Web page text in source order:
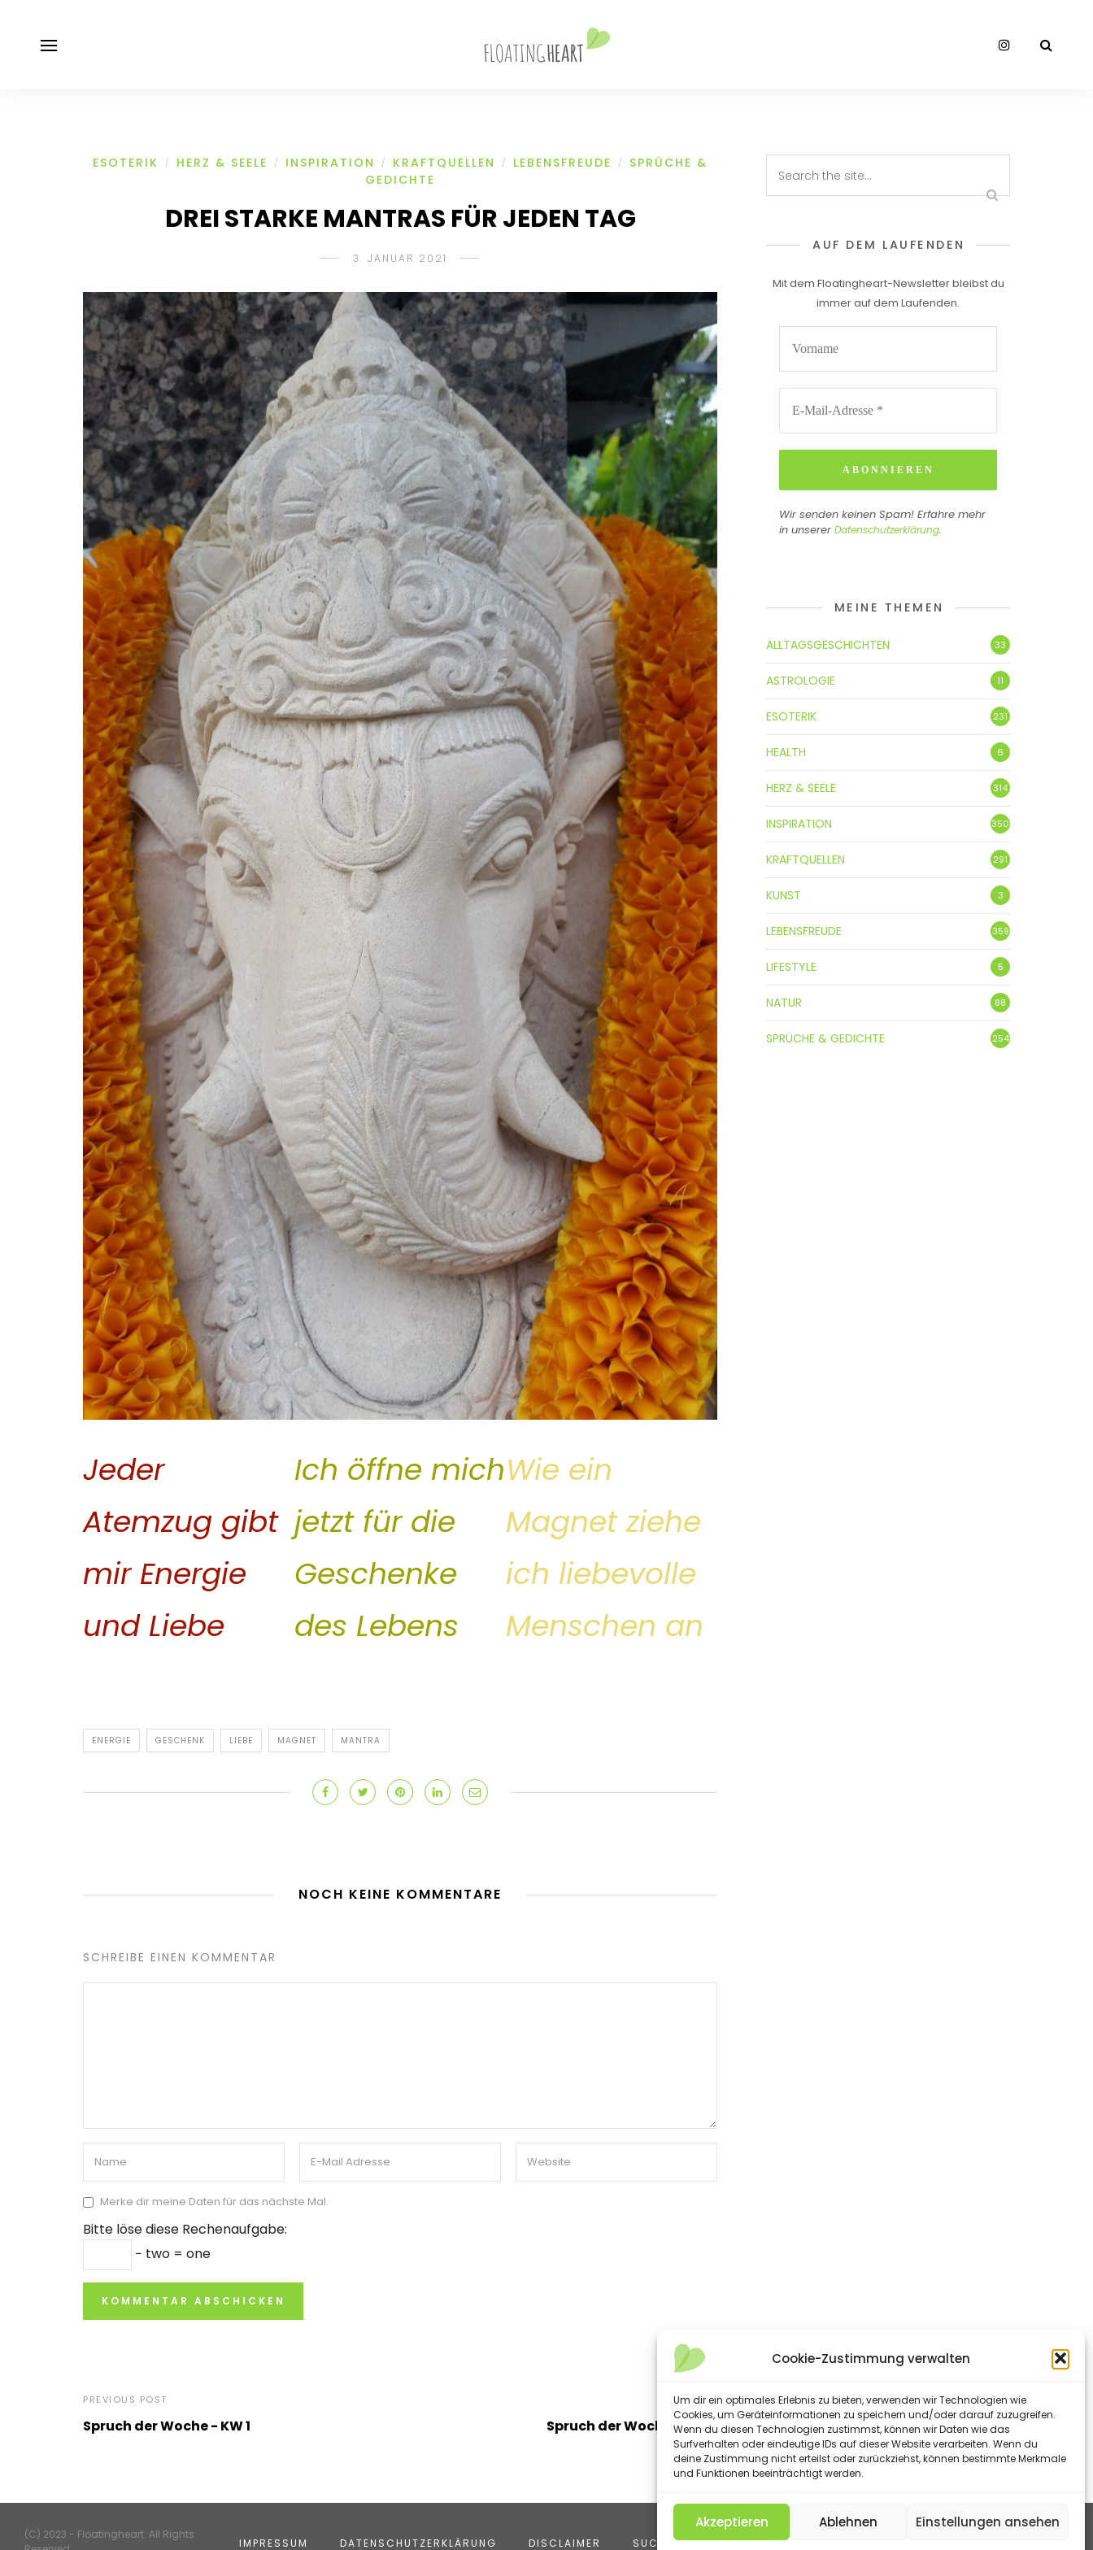
Cookie-Zustimmung verwalten
Um dir ein optimales Erlebnis zu bieten, verwenden wir Technologien wie
Cookies, um Geräteinformationen zu speichern und/oder darauf zuzugreifen.
Wenn du diesen Technologien zustimmst, können wir Daten wie das
Surfverhalten oder eindeutige IDs auf dieser Website verarbeiten. Wenn du
deine Zustimmung nicht erteilst oder zurückziehst, können bestimmte Merkmale
und Funktionen beeinträchtigt werden.
Akzeptieren Ablehnen Einstellungen ansehen
ESOTERIK / HERZ & SEELE / INSPIRATION / KRAFTQUELLEN / LEBENSFREUDE /
SPRÜCHE &
GEDICHTE
DREI STARKE MANTRAS FÜR JEDEN TAG
3. JANUAR 2021
Jeder
Atemzug gibt
mir Energie
und Liebe
Ich öffne mich
jetzt für die
Geschenke
des Lebens
Wie ein
Magnet ziehe
ich liebevolle
Menschen an
ENERGIE GESCHENK LIEBE MAGNET MANTRA
NOCH KEINE KOMMENTARE
SCHREIBE EINEN KOMMENTAR
Merke dir meine Daten für das nächste Mal.
Bitte löse diese Rechenaufgabe:
− two = one
PREVIOUS POST
Spruch der Woche - KW 1
NEXT POST
Spruch der Woche - KW 2
AUF DEM LAUFENDEN
Mit dem Floatingheart-Newsletter bleibst du
immer auf dem Laufenden.
Wir senden keinen Spam! Erfahre mehr
in unserer Datenschutzerklärung.
MEINE THEMEN
ALLTAGSGESCHICHTEN 33
ASTROLOGIE 11
ESOTERIK 231
HEALTH 6
HERZ & SEELE 314
INSPIRATION 350
KRAFTQUELLEN 291
KUNST 3
LEBENSFREUDE 359
LIFESTYLE 5
NATUR 88
SPRÜCHE & GEDICHTE 254
(C) 2023 - Floatingheart. All Rights
IMPRESSUM DATENSCHUTZERKLÄRUNG DISCLAIMER SUCHE COOKIE-RICHTLINIE (EU)